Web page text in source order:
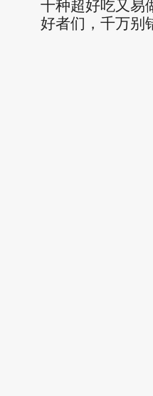
十种超好吃又易
好者们，千万别